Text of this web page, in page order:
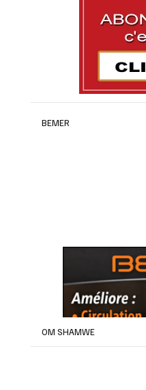
BEMER
OM SHAMWE